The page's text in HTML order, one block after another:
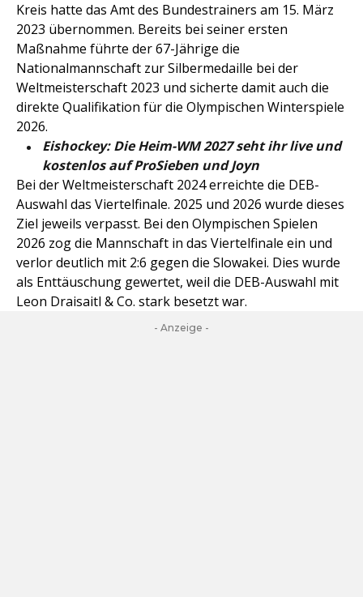
Kreis hatte das Amt des Bundestrainers am 15. März
2023 übernommen. Bereits bei seiner ersten
Maßnahme führte der 67-Jährige die
Nationalmannschaft zur Silbermedaille bei der
Weltmeisterschaft 2023 und sicherte damit auch die
direkte Qualifikation für die Olympischen Winterspiele
2026.
Eishockey: Die Heim-WM 2027 seht ihr live und
kostenlos auf ProSieben und Joyn
Bei der Weltmeisterschaft 2024 erreichte die DEB-
Auswahl das Viertelfinale. 2025 und 2026 wurde dieses
Ziel jeweils verpasst. Bei den Olympischen Spielen
2026 zog die Mannschaft in das Viertelfinale ein und
verlor deutlich mit 2:6 gegen die Slowakei. Dies wurde
als Enttäuschung gewertet, weil die DEB-Auswahl mit
Leon Draisaitl & Co. stark besetzt war.
- Anzeige -